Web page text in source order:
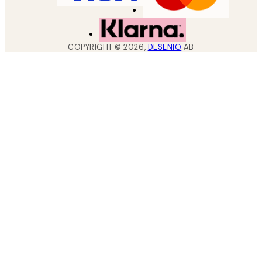
COPYRIGHT ©2026, DESENIO AB